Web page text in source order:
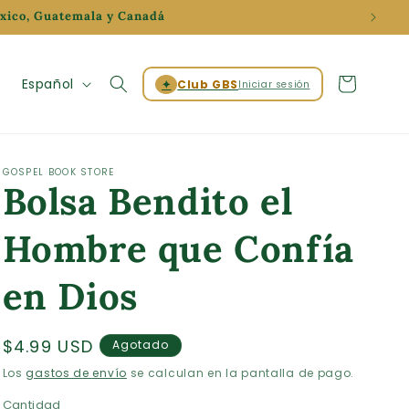
Guatemala y Canadá
o
m
a
Español ✦ Club GBS Iniciar sesión
Iniciar
sesión
Carrito
GOSPEL BOOK STORE
Bolsa Bendito el
Hombre que Confía
en Dios
Precio
habitual
$4.99 USD
Agotado
Losgastos de envío se calculan en la pantalla de pago.
Cantidad